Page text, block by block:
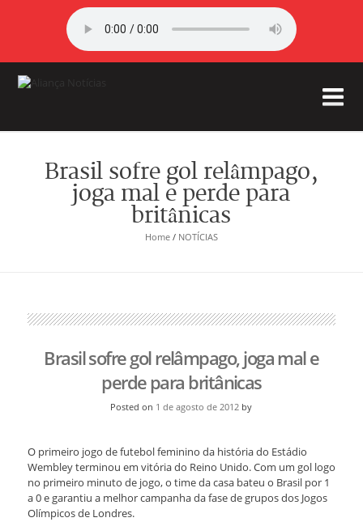
Brasil sofre gol relâmpago,
joga mal e perde para
britânicas
Home/ NOTÍCIAS
Brasil sofre gol relâmpago, joga mal e
perde para britânicas
Posted on 1 de agosto de 2012 by
O primeiro jogo de futebol feminino da história do Estádio
Wembley terminou em vitória do Reino Unido. Com um gol logo
no primeiro minuto de jogo, o time da casa bateu o Brasil por 1
a 0 e garantiu a melhor campanha da fase de grupos dos Jogos
Olímpicos de Londres.